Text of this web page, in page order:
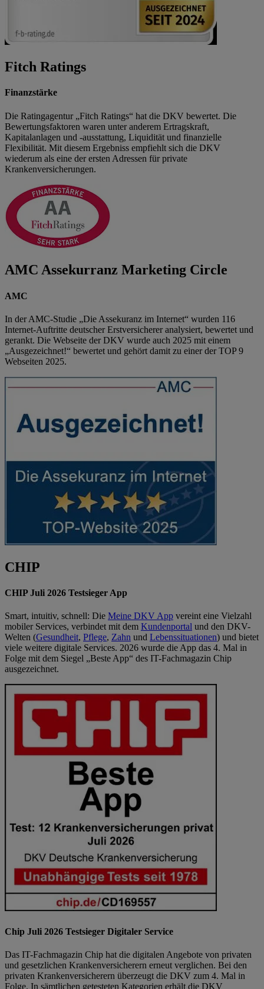
Fitch Ratings
Finanzstärke
Die Ratingagentur „Fitch Ratings“ hat die DKV bewertet. Die
Bewertungsfaktoren waren unter anderem Ertragskraft,
Kapitalanlagen und -ausstattung, Liquidität und finanzielle
Flexibilität. Mit diesem Ergebniss empfiehlt sich die DKV
wiederum als eine der ersten Adressen für private
Krankenversicherungen.
AMC Assekurranz Marketing Circle
AMC
In der AMC-Studie „Die Assekuranz im Internet“ wurden 116
Internet-Auftritte deutscher Erstversicherer analysiert, bewertet und
gerankt. Die Webseite der DKV wurde auch 2025 mit einem
„Ausgezeichnet!“ bewertet und gehört damit zu einer der TOP 9
Webseiten 2025.
CHIP
CHIP Juli 2026 Testsieger App
Smart, intuitiv, schnell: Die Meine DKV App vereint eine Vielzahl
mobiler Services, verbindet mit dem Kundenportal und den DKV-
Welten (Gesundheit, Pflege, Zahn und Lebenssituationen) und bietet
viele weitere digitale Services. 2026 wurde die App das 4. Mal in
Folge mit dem Siegel „Beste App“ des IT-Fachmagazin Chip
ausgezeichnet.
Chip Juli 2026 Testsieger Digitaler Service
Das IT-Fachmagazin Chip hat die digitalen Angebote von privaten
und gesetzlichen Krankenversicherern erneut verglichen. Bei den
privaten Krankenversicherern überzeugt die DKV zum 4. Mal in
Folge. In sämtlichen getesteten Kategorien erhält die DKV